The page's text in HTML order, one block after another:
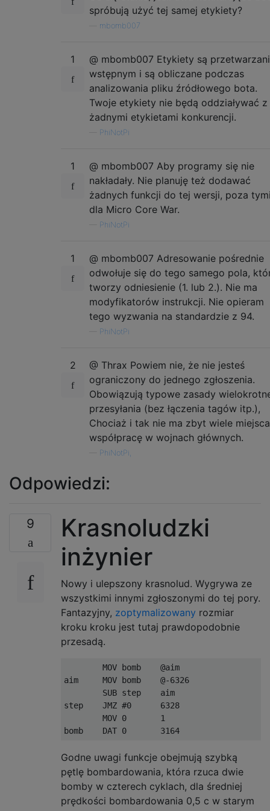
Turbo > Slug
EasterBunny > Slug
Turbo > DwarvenEngineer
DwarvenEngineer > EasterBunny
DwarvenEngineer > Paranoid
Turbo > HanShotFirst
HanShotFirst > EasterBunny
HanShotFirst > Paranoid
spróbują użyć tej samej etykiety?
mbomb007
1
@ mbomb007 Etykiety są
wstępnym i są obliczane podczas
analizowania pliku źródłowego bota.
Twoje etykiety nie będą oddziaływać z
żadnymi etykietami konkurencji.
PhiNotPi
1
@ mbomb007 Aby programy się nie
nakładały. Nie planuję też dodawać
żadnych funkcji do tej wersji, poza
dla Micro Core War.
PhiNotPi
1
@ mbomb007 Adresowanie pośrednie
odwołuje się do tego samego pola,
tworzy odniesienie (1. lub 2.). Nie ma
modyfikatorów instrukcji. Nie opieram
tego wyzwania na standardzie z 94.
PhiNotPi
2
@ Thrax Powiem nie, że nie jesteś
ograniczony do jednego zgłoszenia.
Obowiązują typowe zasady
przesyłania (bez łączenia tagów itp.),
Chociaż i tak nie ma zbyt wiele
współpracę w wojnach głównych.
PhiNotPi,
Odpowiedzi:
9
Krasnoludzki
inżynier
Nowy i ulepszony krasnolud. Wygrywa ze
wszystkimi innymi zgłoszonymi do tej pory.
Fantazyjny, zoptymalizowany rozmiar
kroku kroku jest tutaj prawdopodobnie
przesadą.
        MOV bomb    @aim
aim     MOV bomb    @-6326
        SUB step    aim
step    JMZ #0      6328
        MOV 0       1
Godne uwagi funkcje obejmują szybką
pętlę bombardowania, która rzuca dwie
bomby w czterech cyklach, dla średniej
prędkości bombardowania 0,5 c w starym